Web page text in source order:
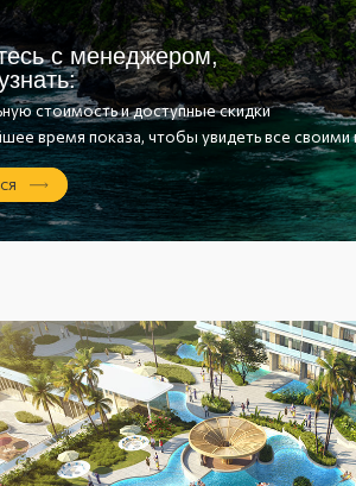
ОТЗЫВЫ
БЛОГ
ТЕХНАДЗОР
ПЕРЕПРОДАЖА
О НАС
с менеджером,
стоимость и доступные скидки
время показа, чтобы увидеть все своими глазами